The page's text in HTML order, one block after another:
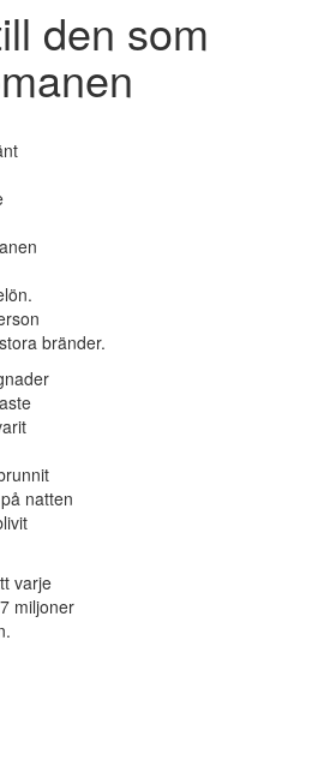
den som
bränder.
natten
varje
miljoner